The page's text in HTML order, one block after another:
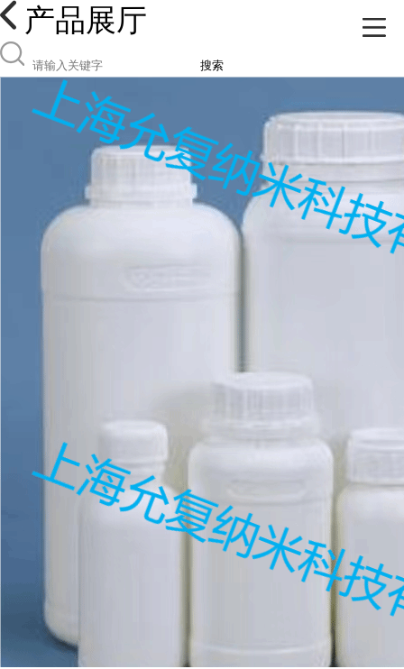
产品展厅
搜索